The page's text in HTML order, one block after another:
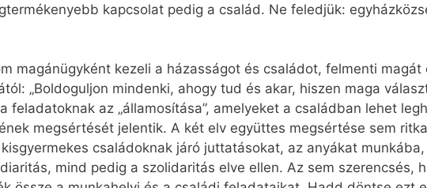
kapcsolat pedig a család. Ne feledjük:
magánügyként kezeli a házasságot és családot, felmenti
„Boldoguljon mindenki, ahogy tud és akar, hiszen maga
feladatoknak az „államosítása”, amelyeket a családban lehet
megsértését jelentik. A két elv együttes megsértése sem
családoknak járó juttatásokat, az anyákat
mind pedig a szolidaritás elve ellen. Az sem szerencsés,